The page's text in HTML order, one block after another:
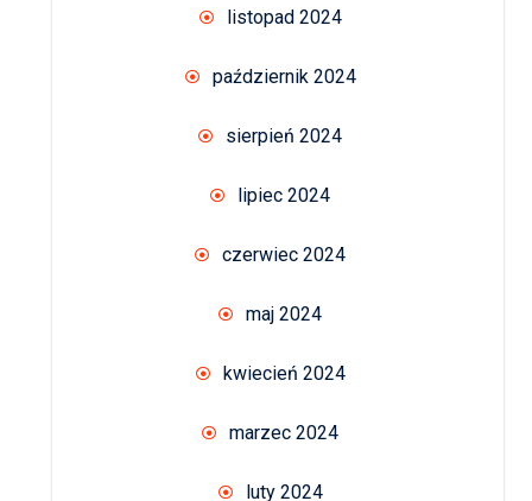
listopad 2024
październik 2024
sierpień 2024
lipiec 2024
czerwiec 2024
maj 2024
kwiecień 2024
marzec 2024
luty 2024